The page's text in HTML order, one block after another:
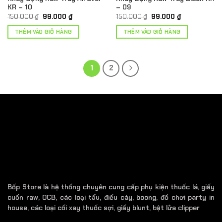
KR – 10
150.000₫ Giá
là:
150.000 ₫.
99.000 ₫Giá
hiện
tại
là:
THÊM VÀO GIỎ HÀNG
– 09
150.000₫ Giá
là:
150.000 ₫.
99.000 ₫Giá
hiện
tại
là:
THÊM VÀO GIỎ HÀNG
1 2
Bốp Store là hệ thống chuyên cung cấp phụ kiện thuốc lá, giấy
cuốn raw, OCB, các loại tẩu, điếu cày, boong, đồ chơi party in
house, các loại cối xay thuốc sợi, giấy blunt, bật lửa clipper